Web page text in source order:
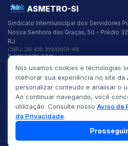
ASMETRO-SI
Sindicato Intermunicipal dos Servidores
Nossa Senhora das Graças, 50 - Prédio
RJ
CNPJ: 26.418.319/0001-48
(21) 2679-9741
asmetro@asmetro.org.br
Links Rápidos
Institucional
Gestão
Saúde
Convênios
Fóruns
Seus Direitos
2026
Todos os direitos
Nós usamos cookies e tecnologias
melhorar sua experiência no site da
personalizar conteúdo e analisar o
Ao continuar navegando, você
utilização. Consulte nosso Aviso de
da Privacidade.
Prosseguir